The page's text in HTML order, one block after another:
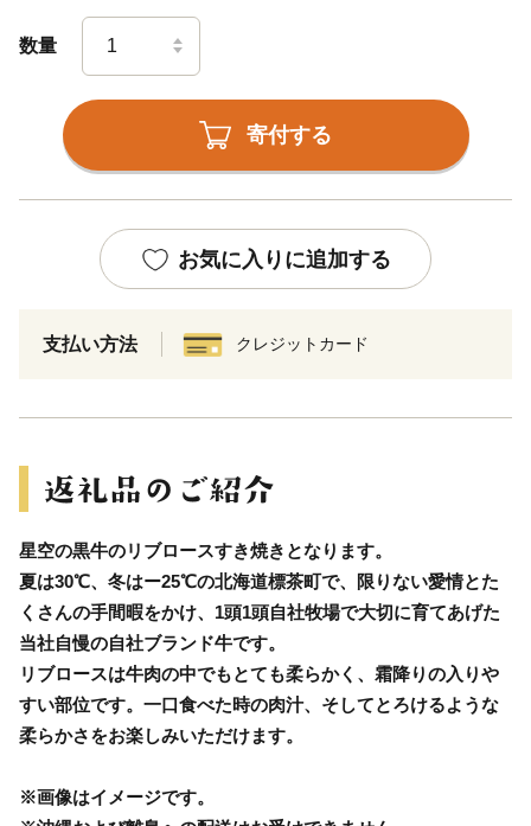
数量
寄付する
お気に入りに追加する
支払い方法 クレジットカード
星空の黒牛のリブロースすき焼きとなります。
夏は30℃、冬はー25℃の北海道標茶町で、限りない愛情とた
くさんの手間暇をかけ、1頭1頭自社牧場で大切に育てあげた
当社自慢の自社ブランド牛です。
リブロースは牛肉の中でもとても柔らかく、霜降りの入りや
すい部位です。一口食べた時の肉汁、そしてとろけるような
柔らかさをお楽しみいただけます。
※画像はイメージです。